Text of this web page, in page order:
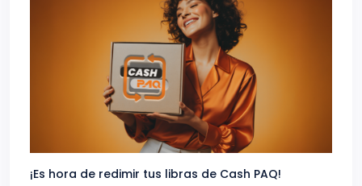
¡Es hora de redimir tus libras de Cash PAQ!